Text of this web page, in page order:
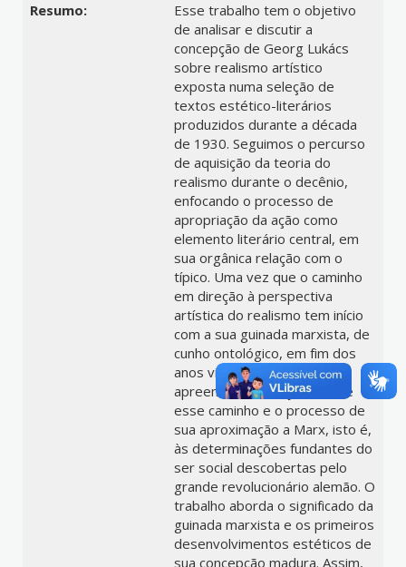
Resumo:
Esse trabalho tem o objetivo
de analisar e discutir a
concepção de Georg Lukács
sobre realismo artístico
exposta numa seleção de
textos estético-literários
produzidos durante a década
de 1930. Seguimos o percurso
de aquisição da teoria do
realismo durante o decênio,
enfocando o processo de
apropriação da ação como
elemento literário central, em
sua orgânica relação com o
típico. Uma vez que o caminho
em direção à perspectiva
artística do realismo tem início
com a sua guinada marxista, de
cunho ontológico, em fim dos
anos vinte, buscamos
apreender as relações entre
esse caminho e o processo de
sua aproximação a Marx, isto é,
às determinações fundantes do
ser social descobertas pelo
grande revolucionário alemão. O
trabalho aborda o significado da
guinada marxista e os primeiros
desenvolvimentos estéticos de
sua concepção madura. Assim,